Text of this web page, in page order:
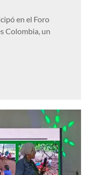
en el Foro
Colombia, un